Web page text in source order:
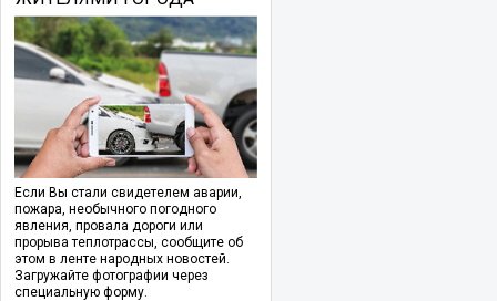
Если Вы стали свидетелем аварии,
пожара, необычного погодного
явления, провала дороги или
прорыва теплотрассы, сообщите об
этом в ленте народных новостей.
Загружайте фотографии через
специальную форму.